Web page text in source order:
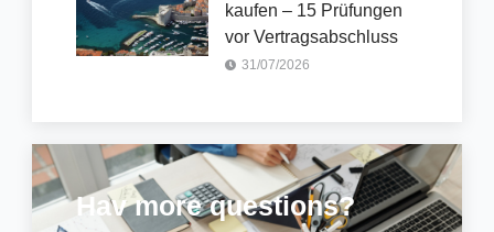
kaufen – 15 Prüfungen
vor Vertragsabschluss
31/07/2026
Hav more questions?